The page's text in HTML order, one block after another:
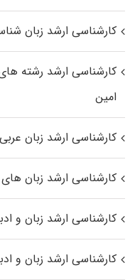
کارشناسی ارشد زبان
کارشناسی ارشد رﺷﺘﻪ
اﻣﻴﻦ
کارشناسی ارشد زبان عربی
کارشناسی ارشد زبان‌ های
کارشناسی ارشد زبان و
کارشناسی ارشد زبان و